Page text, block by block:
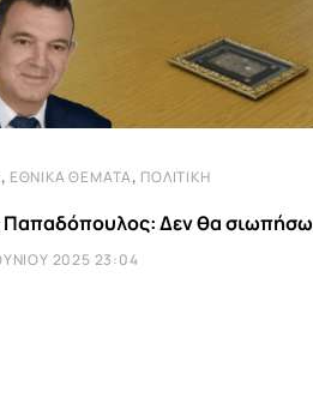
, ΕΘΝΙΚΆ ΘΈΜΑΤΑ, ΠΟΛΙΤΙΚΉ
Παπαδόπουλος: Δεν θα σιωπήσω
2025 23:04